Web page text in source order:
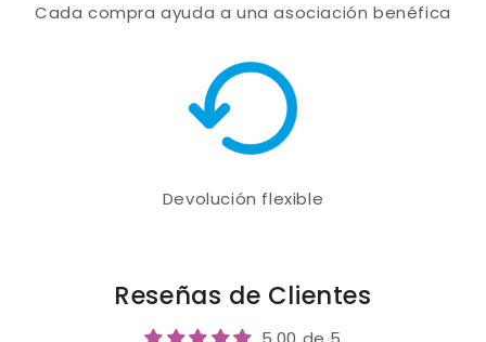
Cada compra ayuda a una asociación benéfica
Devolución flexible
Reseñas de Clientes